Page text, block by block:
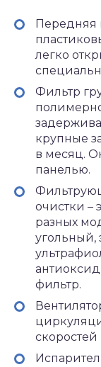
Передняя
легко
Фильтр
крупные
в месяц.
панелью.
очистки –
разных
угольный,
фильтр.